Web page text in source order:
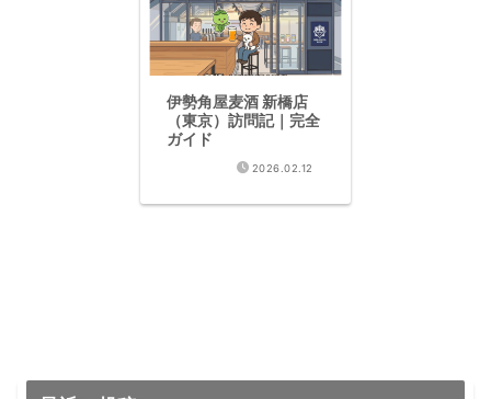
伊勢角屋麦酒 新橋店
（東京）訪問記｜完全
ガイド
2026.02.12